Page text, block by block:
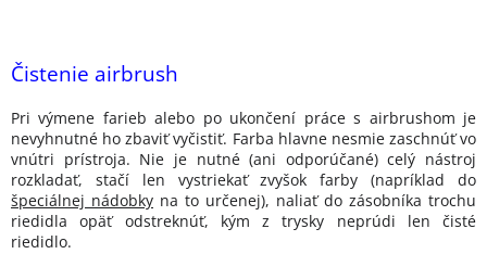
Čistenie airbrush
Pri výmene farieb alebo po ukončení práce s airbrushom je
nevyhnutné ho zbaviť vyčistiť. Farba hlavne nesmie zaschnúť vo
vnútri prístroja. Nie je nutné (ani odporúčané) celý nástroj
rozkladať, stačí len vystriekať zvyšok farby (napríklad do
špeciálnej nádobky na to určenej), naliať do zásobníka trochu
riedidla opäť odstreknúť, kým z trysky neprúdi len čisté
riedidlo.